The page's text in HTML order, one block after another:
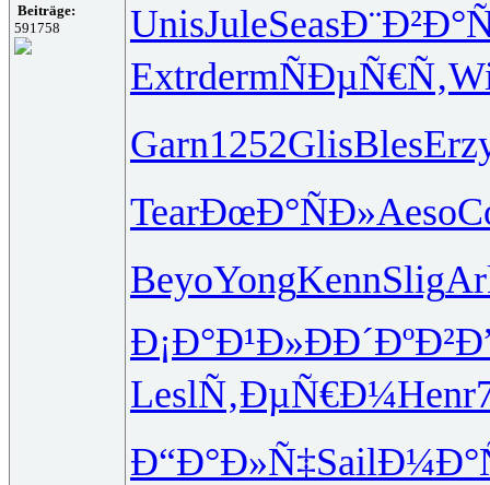
Beiträge:
591758
UnisJuleSeas
ExtrdermÑÐµÑ€Ñ‚
Garn1252GlisBles
TearÐœÐ°ÑÐ»Aeso
BeyoYongKennSlig
Ð¡Ð°Ð¹Ð»Ð­Ð´ÐºÐ²
LeslÑ‚ÐµÑ€Ð¼Henr
Ð“Ð°Ð»Ñ‡Sail